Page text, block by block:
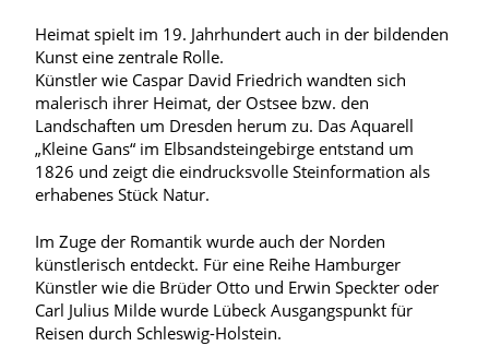
Heimat spielt im 19. Jahrhundert auch in der bildenden
Kunst eine zentrale Rolle.
Künstler wie Caspar David Friedrich wandten sich
malerisch ihrer Heimat, der Ostsee bzw. den
Landschaften um Dresden herum zu. Das Aquarell
„Kleine Gans“ im Elbsandsteingebirge entstand um
1826 und zeigt die eindrucksvolle Steinformation als
erhabenes Stück Natur.
Im Zuge der Romantik wurde auch der Norden
künstlerisch entdeckt. Für eine Reihe Hamburger
Künstler wie die Brüder Otto und Erwin Speckter oder
Carl Julius Milde wurde Lübeck Ausgangspunkt für
Reisen durch Schleswig-Holstein.